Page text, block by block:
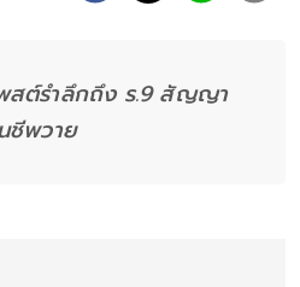
สต์รำลึกถึง ร.9 สัญญา
ชีพวาย